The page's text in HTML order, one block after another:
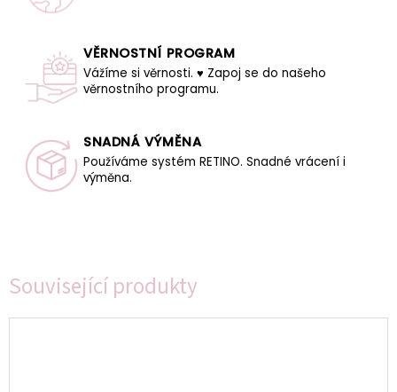
Související produkty
VĚRNOSTNÍ PROGRAM
Vážíme si věrnosti. ♥ Zapoj se do našeho
věrnostního programu.
SNADNÁ VÝMĚNA
Používáme systém RETINO. Snadné vrácení i
výměna.